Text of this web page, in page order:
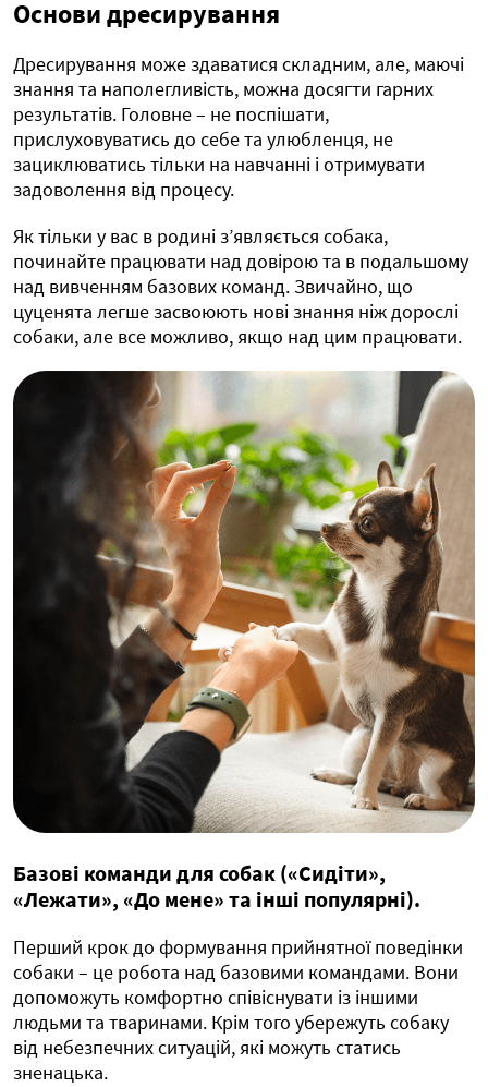
Основи дресирування
Дресирування може здаватися складним, але, маючі
знання та наполегливість, можна досягти гарних
результатів. Головне – не поспішати,
прислуховуватись до себе та улюбленця, не
зациклюватись тільки на навчанні і отримувати
задоволення від процесу.
Як тільки у вас в родині з’являється собака,
починайте працювати над довірою та в подальшому
над вивченням базових команд. Звичайно, що
цуценята легше засвоюють нові знання ніж дорослі
собаки, але все можливо, якщо над цим працювати.
Базові команди для собак («Сидіти»,
«Лежати», «До мене» та інші популярні).
Перший крок до формування прийнятної поведінки
собаки – це робота над базовими командами. Вони
допоможуть комфортно співіснувати із іншими
людьми та тваринами. Крім того убережуть собаку
від небезпечних ситуацій, які можуть статись
зненацька.